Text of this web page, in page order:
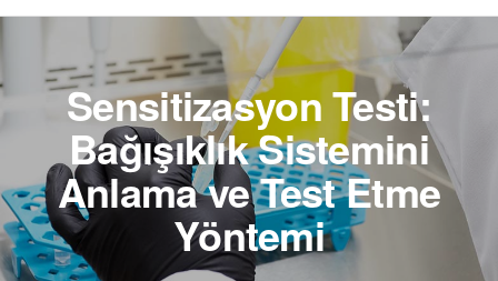
Sensitizasyon Testi:
Bağışıklık Sistemini
Anlama ve Test Etme
Yöntemi